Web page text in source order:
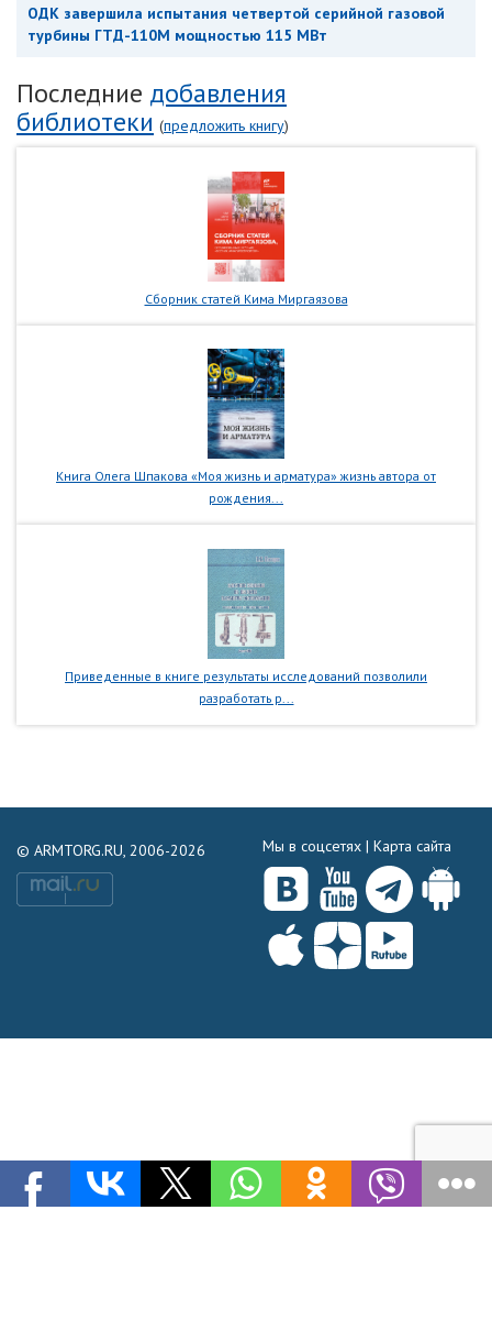
ОДК завершила испытания четвертой серийной газовой
турбины ГТД-110М мощностью 115 МВт
Последние добавления
библиотеки (предложить книгу)
Сборник статей Кима Миргаязова
Книга Олега Шпакова «Моя жизнь и арматура» жизнь автора от
рождения...
Приведенные в книге результаты исследований позволили
разработать р...
© ARMTORG.RU, 2006-2026 Мы в соцсетях | Карта сайта